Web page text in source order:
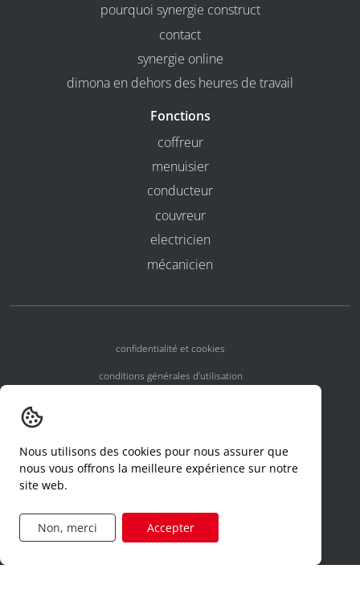
pourquoi synergie construct
contact
synergie online
dimona en dehors des heures de travail
Fonctions
coffreur
menuisier
conducteur
couvreur
electricien
mécanicien
confidentialité et cookies
conditions générales d'utilisation
declaration d'un incident
formulaire de demande d'accès
Nous utilisons des cookies pour nous assurer que
nous vous offrons la meilleure expérience sur notre
site web.
Non, merci Accepter